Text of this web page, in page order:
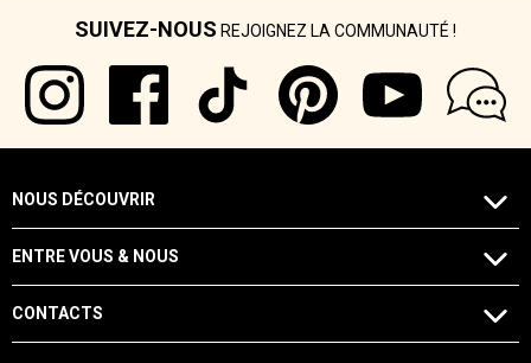
SUIVEZ-NOUS REJOIGNEZ LA COMMUNAUTÉ !
NOUS DÉCOUVRIR
ENTRE VOUS & NOUS
CONTACTS